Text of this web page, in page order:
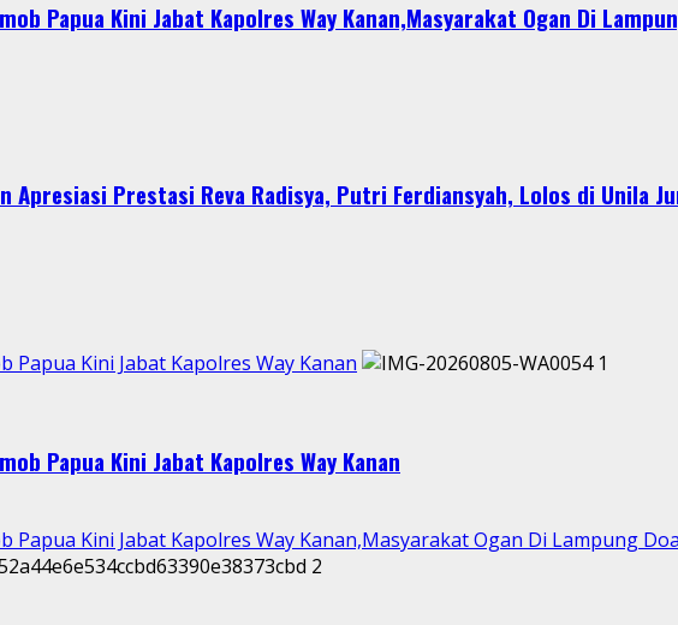
Papua Kini Jabat Kapolres Way Kanan,Masyarakat Ogan Di
Apresiasi Prestasi Reva Radisya, Putri Ferdiansyah, Lolos di Unila
Papua Kini Jabat Kapolres Way Kanan
1
Papua Kini Jabat Kapolres Way Kanan
Papua Kini Jabat Kapolres Way Kanan,Masyarakat Ogan Di Lampung
2